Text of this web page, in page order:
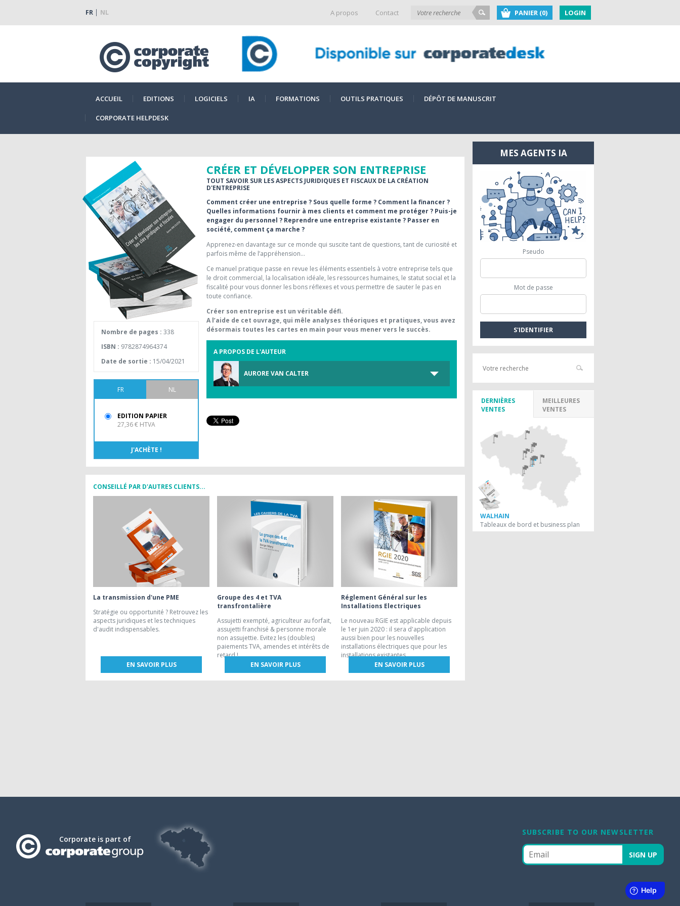
FR NL A propos Contact PANIER (0) LOGIN
ACCUEIL EDITIONS LOGICIELS IA FORMATIONS OUTILS PRATIQUES DÉPÔT DE MANUSCRIT
CORPORATE HELPDESK
CRÉER ET DÉVELOPPER SON ENTREPRISE
TOUT SAVOIR SUR LES ASPECTS JURIDIQUES ET FISCAUX DE LA CRÉATION
D'ENTREPRISE
Comment créer une entreprise ? Sous quelle forme ? Comment la financer ?
Quelles informations fournir à mes clients et comment me protéger ? Puis-je
engager du personnel ? Reprendre une entreprise existante ? Passer en
société, comment ça marche ?
Apprenez-en davantage sur ce monde qui suscite tant de questions, tant de curiosité et
parfois même de l’appréhension...
Ce manuel pratique passe en revue les éléments essentiels à votre entreprise tels que
le droit commercial, la localisation idéale, les ressources humaines, le statut social et la
fiscalité pour vous donner les bons réflexes et vous permettre de sauter le pas en
toute confiance.
Créer son entreprise est un véritable défi.
A l’aide de cet ouvrage, qui mêle analyses théoriques et pratiques, vous avez
désormais toutes les cartes en main pour vous mener vers le succès.
A PROPOS DE L'AUTEUR
AURORE VAN CALTER
Nombre de pages : 338
ISBN : 9782874964374
Date de sortie : 15/04/2021
FR NL
EDITION PAPIER
27,36 € HTVA
CONSEILLÉ PAR D'AUTRES CLIENTS...
La transmission d'une PME
Stratégie ou opportunité ? Retrouvez les
aspects juridiques et les techniques
d'audit indispensables.
EN SAVOIR PLUS
Groupe des 4 et TVA
transfrontalière
Assujetti exempté, agriculteur au forfait,
assujetti franchisé & personne morale
non assujettie. Evitez les (doubles)
paiements TVA, amendes et intérêts de
retard !
EN SAVOIR PLUS
Réglement Général sur les
Installations Electriques
Le nouveau RGIE est applicable depuis
le 1er juin 2020 : il sera d'application
aussi bien pour les nouvelles
installations électriques que pour les
installations existantes.
EN SAVOIR PLUS
MES AGENTS IA
Pseudo
Mot de passe
DERNIÈRES
VENTES
MEILLEURES
VENTES
WALHAIN
Tableaux de bord et business plan
Corporate is part of
SUBSCRIBE TO OUR NEWSLETTER